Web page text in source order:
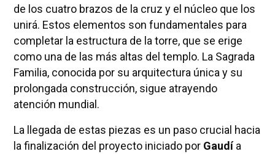
de los cuatro brazos de la cruz y el núcleo que los
unirá. Estos elementos son fundamentales para
completar la estructura de la torre, que se erige
como una de las más altas del templo. La Sagrada
Familia, conocida por su arquitectura única y su
prolongada construcción, sigue atrayendo
atención mundial.
La llegada de estas piezas es un paso crucial hacia
la finalización del proyecto iniciado por Gaudía